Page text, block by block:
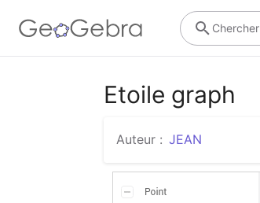
Chercher
Etoile graph
Auteur : JEAN